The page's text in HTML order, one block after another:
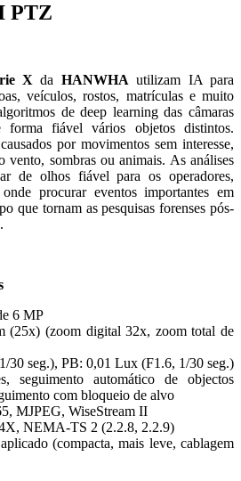
PTZ
X da HANWHAutilizam IA para
veículos, rostos, matrículas e muito
de deep learning das câmaras
forma fiável vários objetos distintos.
por movimentos sem interesse,
vento, sombras ou animais. As análises
de olhos fiável para os operadores,
procurar eventos importantes em
que tornam as pesquisas forenses pós-
6 MP
(25x) (zoom digital 32x, zoom total de
30 seg.), PB: 0,01 Lux (F1.6, 1/30 seg.)
seguimento automático de objectos
com bloqueio de alvo
MJPEG, WiseStream II
NEMA-TS 2 (2.2.8, 2.2.9)
(compacta, mais leve, cablagem